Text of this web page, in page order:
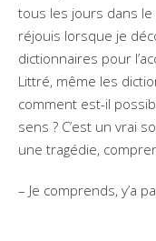
tous les jours dans le
réjouis lorsque je
dictionnaires pour
Littré, même les
comment est-il
sens ? C’est un vrai
une tragédie,
– Je comprends, y’a